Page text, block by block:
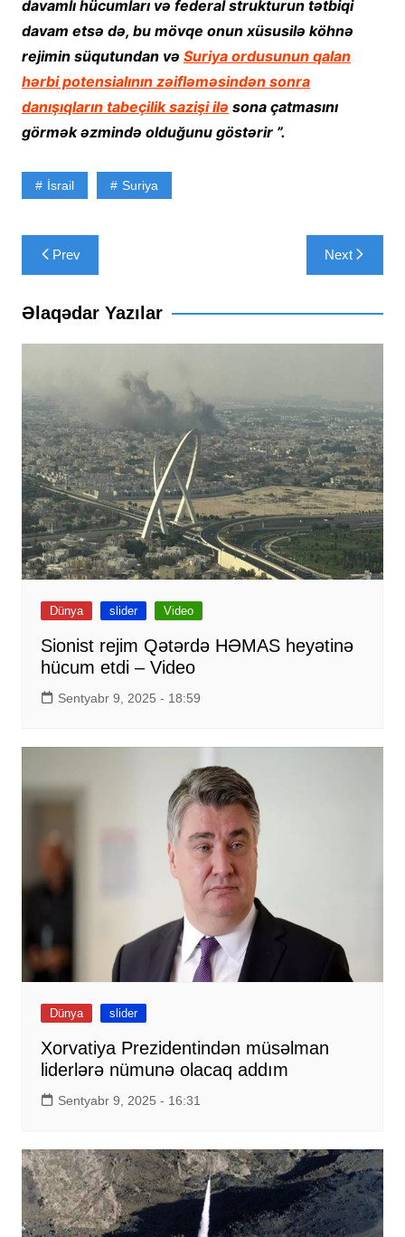
davamlı hücumları və federal strukturun tətbiqi
davam etsə də, bu mövqe onun xüsusilə köhnə
rejimin süqutundan və Suriya ordusunun qalan
hərbi potensialının zəifləməsindən sonra
danışıqların tabeçilik sazişi ilə sona çatmasını
görmək əzmində olduğunu göstərir ”.
İsrail Suriya
Yazı
naviqasiyası
Prev Next
Əlaqədar Yazılar
Dünya slider Video
Sionist rejim Qətərdə HƏMAS heyətinə
hücum etdi – Video
Sentyabr 9, 2025 - 18:59
Dünya slider
Xorvatiya Prezidentindən müsəlman
liderlərə nümunə olacaq addım
Sentyabr 9, 2025 - 16:31